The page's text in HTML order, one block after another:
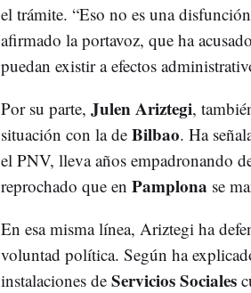
el trámite. “Eso no es una
afirmado la portavoz, que ha
puedan existir a efectos
Por su parte, Julen Ariztegi,
situación con la de Bilbao. Ha
el PNV, lleva años empadronando
reprochado que en Pamplona se
En esa misma línea, Ariztegi ha
voluntad política. Según ha
instalaciones de Servicios Sociales